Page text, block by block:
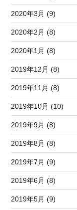
2020年3月 (9)
2020年2月 (8)
2020年1月 (8)
2019年12月 (8)
2019年11月 (8)
2019年10月 (10)
2019年9月 (8)
2019年8月 (8)
2019年7月 (9)
2019年6月 (8)
2019年5月 (9)